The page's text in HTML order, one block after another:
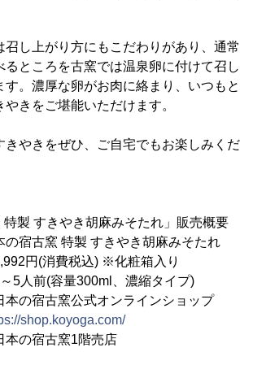
召し上がり方にもこだわりがあり、通常
るところを古窯では温泉卵に付けて召し
す。濃厚な卵がお肉に絡まり、いつもと
きをご堪能いただけます。
きやきをぜひ、ご自宅でもお楽しみくだ
製 すきやき胡麻みそたれ」販売概要
の宿古窯 特製 すきやき胡麻みそたれ
円(消費税込) ※化粧箱入り
5人前(容量300ml、濃縮タイプ)
本の宿古窯公式オンラインショップ
shop.koyoga.com/
窯1階売店